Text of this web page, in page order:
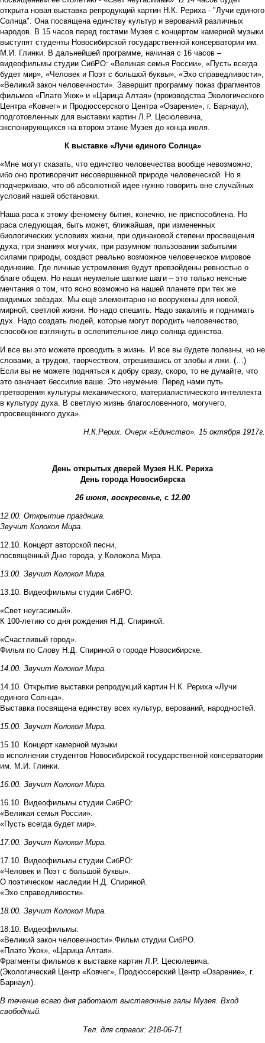
открыта новая выставка репродукций картин Н.К. Рериха - "Лучи единого
Солнца". Она посвящена единству культур и верований различных
народов. В 15 часов перед гостями Музея с концертом камерной музыки
выступят студенты Новосибирской государственной консерватории им.
М.И. Глинки. В дальнейшей программе, начиная с 16 часов –
видеофильмы студии СибРО: «Великая семья России», «Пусть всегда
будет мир», «Человек и Поэт с большой буквы», «Эхо справедливости»,
«Великий закон человечности». Завершит программу показ фрагментов
фильмов «Плато Укок» и «Царица Алтая» (производства Экологического
Центра «Ковчег» и Продюссерского Центра «Озарение», г. Барнаул),
подготовленных для выставки картин Л.Р. Цесюлевича,
экспонирующихся на втором этаже Музея до конца июля.
К выставке «Лучи единого Солнца»
«Мне могут сказать, что единство человечества вообще невозможно,
ибо оно противоречит несовершенной природе человеческой. Но я
подчеркиваю, что об абсолютной идее нужно говорить вне случайных
условий нашей обстановки.
Наша раса к этому феномену бытия, конечно, не приспособлена. Но
раса следующая, быть может, ближайшая, при измененных
биологических условиях жизни, при одинаковой степени просвещения
духа, при знаниях могучих, при разумном пользовании забытыми
силами природы, создаст реально возможное человеческое мировое
единение. Где личные устремления будут превзойдены ревностью о
благе общем. Но наши неумелые шаткие шаги – это только неясные
мечтания о том, что ясно возможно на нашей планете при тех же
видимых звёздах. Мы ещё элементарно не вооружены для новой,
мирной, светлой жизни. Но надо спешить. Надо закалять и поднимать
дух. Надо создать людей, которые могут породить человечество,
способное взглянуть в ослепительное лицо солнца единства.
И все вы это можете проводить в жизнь. И все вы будете полезны, но не
словами, а трудом, творчеством, отрешившись от злобы и лжи. (…)
Если вы не можете подняться к добру сразу, скоро, то не думайте, что
это означает бессилие ваше. Это неумение. Перед нами путь
претворения культуры механического, материалистического интеллекта
в культуру духа. В светлую жизнь благословенного, могучего,
просвещённого духа».
Н.К.Рерих. Очерк «Единство». 15 октября 1917г.
День открытых дверей Музея Н.К. Рериха
День города Новосибирска
26 июня, воскресенье, с 12.00
12.00. Открытие праздника.
Звучит Колокол Мира.
12.10. Концерт авторской песни,
посвящённый Дню города, у Колокола Мира.
13.00. Звучит Колокол Мира.
13.10. Видеофильмы студии СибРО:
«Свет неугасимый».
К 100-летию со дня рождения Н.Д. Спириной.
«Счастливый город».
Фильм по Слову Н.Д. Спириной о городе Новосибирске.
14.00. Звучит Колокол Мира.
14.10. Открытие выставки репродукций картин Н.К. Рериха «Лучи
единого Солнца».
Выставка посвящена единству всех культур, верований, народностей.
15.00. Звучит Колокол Мира.
15.10. Концерт камерной музыки
в исполнении студентов Новосибирской государственной консерватории
им. М.И. Глинки.
16.00. Звучит Колокол Мира.
16.10. Видеофильмы студии СибРО:
«Великая семья России».
«Пусть всегда будет мир».
17.00. Звучит Колокол Мира.
17.10. Видеофильмы студии СибРО:
«Человек и Поэт с большой буквы».
О поэтическом наследии Н.Д. Спириной.
«Эхо справедливости».
18.00. Звучит Колокол Мира.
18.10. Видеофильмы:
«Великий закон человечности».Фильм студии СибРО.
«Плато Укок», «Царица Алтая».
Фрагменты фильмов к выставке картин Л.Р. Цесюлевича.
(Экологический Центр «Ковчег», Продюссерский Центр «Озарение», г.
Барнаул).
В течение всего дня работают выставочные залы Музея. Вход
свободный.
Тел. для справок: 218-06-71